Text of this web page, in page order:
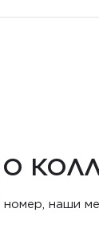
номер, наши